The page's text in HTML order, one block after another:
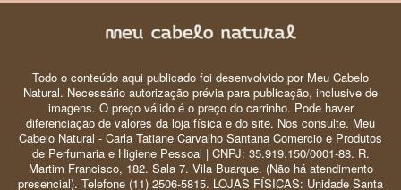
Todo o conteúdo aqui publicado foi desenvolvido por Meu Cabelo
Natural. Necessário autorização prévia para publicação, inclusive de
imagens. O preço válido é o preço do carrinho. Pode haver
diferenciação de valores da loja física e do site. Nos consulte. Meu
Cabelo Natural - Carla Tatiane Carvalho Santana Comercio e Produtos
de Perfumaria e Higiene Pessoal | CNPJ: 35.919.150/0001-88. R.
Martim Francisco, 182. Sala 7. Vila Buarque. (Não há atendimento
presencial). Telefone (11) 2506-5815. LOJAS FÍSICAS: Unidade Santa